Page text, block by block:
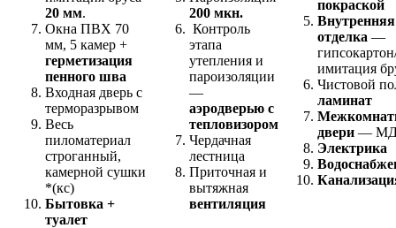
20 мм.
Окна ПВХ 70
мм, 5 камер +
герметизация
пенного шва
Входная дверь с
терморазрывом
Весь
пиломатериал
строганный,
камерной сушки
*(кс)
Бытовка +
туалет
200 мкн.
Контроль
этапа
утепления и
пароизоляции
—
аэродверью с
тепловизором
Чердачная
лестница
Приточная и
вытяжная
вентиляция
покраской
Внутренняя
отделка —
имитация
Чистовой
ламинат
двери —
Электрика